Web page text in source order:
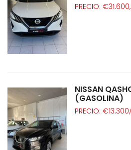
PRECIO:
NISSAN
(GASOLINA)
PRECIO: